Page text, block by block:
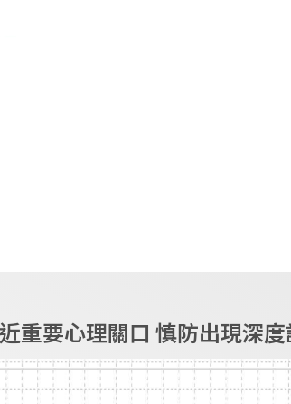
重要心理關口 慎防出現深